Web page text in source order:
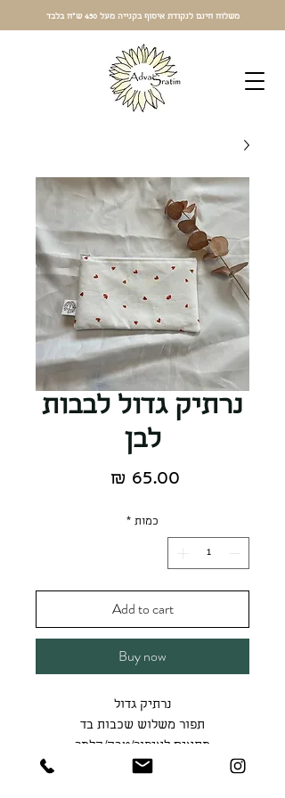
משלוח חינם לנקודת איסוף בקנייה מעל 450 ש"ח בלבד
נרתיק גדול לבבות
לבן
כמות *
Add to cart
Buy now
נרתיק גדול
תפור משלוש שכבות בד
מתאים לאיפור/טבק/קלמר
גודל הנרתיק הוא 12.5*20.5